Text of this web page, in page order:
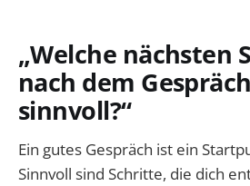
„Welche nächsten
nach dem
sinnvoll?“
Ein gutes Gespräch ist ein
Sinnvoll sind Schritte, die dich